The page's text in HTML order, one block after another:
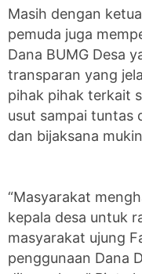
Masih dengan
pemuda juga
Dana BUMG Desa
transparan yang
pihak pihak terkait
usut sampai tuntas
dan bijaksana mukin
“Masyarakat
kepala desa untuk
masyarakat ujung
penggunaan Dana